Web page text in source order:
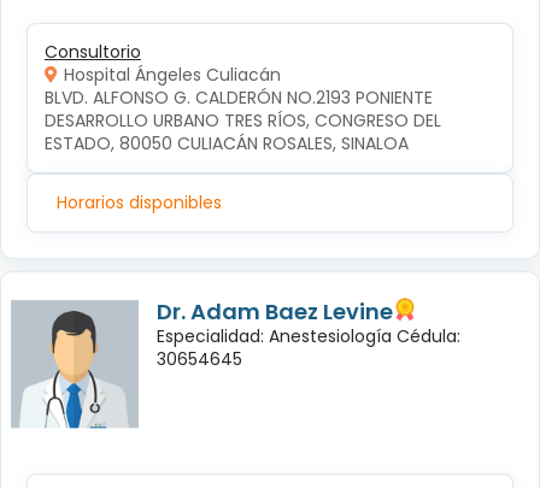
Consultorio
Hospital Ángeles Culiacán
BLVD. ALFONSO G. CALDERÓN NO.2193 PONIENTE
DESARROLLO URBANO TRES RÍOS, CONGRESO DEL
ESTADO, 80050 CULIACÁN ROSALES, SINALOA
Horarios disponibles
Dr. Adam Baez Levine
Especialidad: Anestesiología Cédula:
30654645